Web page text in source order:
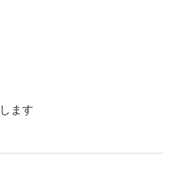
ます
とコスメクーポンをご利
ている場合、再出品出来